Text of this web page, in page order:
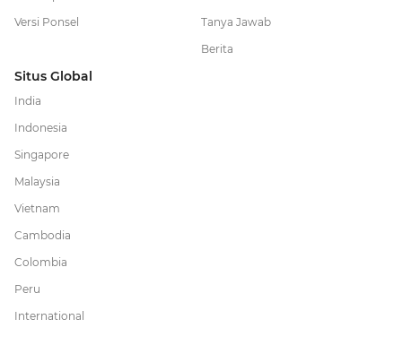
Versi Ponsel
Tanya Jawab
Berita
Situs Global
India
Indonesia
Singapore
Malaysia
Vietnam
Cambodia
Colombia
Peru
International